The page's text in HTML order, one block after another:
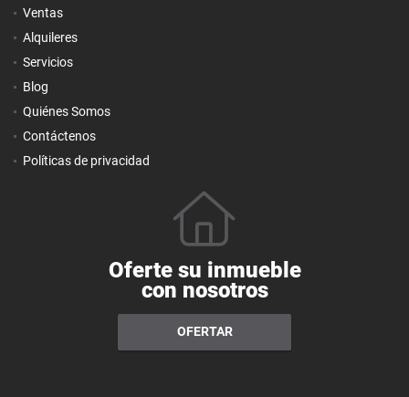
Ventas
Alquileres
Servicios
Blog
Quiénes Somos
Contáctenos
Políticas de privacidad
Oferte su inmueble
con nosotros
OFERTAR